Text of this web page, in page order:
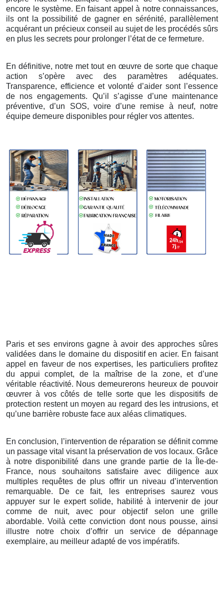
encore le système. En faisant appel à notre connaissances,
ils ont la possibilité de gagner en sérénité, parallèlement
acquérant un précieux conseil au sujet de les procédés sûrs
en plus les secrets pour prolonger l’état de ce fermeture.
En définitive, notre met tout en œuvre de sorte que chaque
action s’opère avec des paramètres adéquates.
Transparence, efficience et volonté d’aider sont l’essence
de nos engagements. Qu’il s’agisse d’une maintenance
préventive, d’un SOS, voire d’une remise à neuf, notre
équipe demeure disponibles pour régler vos attentes.
Paris et ses environs gagne à avoir des approches sûres
validées dans le domaine du dispositif en acier. En faisant
appel en faveur de nos expertises, les particuliers profitez
du appui complet, de la maîtrise de la zone, et d’une
véritable réactivité. Nous demeurerons heureux de pouvoir
œuvrer à vos côtés de telle sorte que les dispositifs de
protection restent un moyen au regard des les intrusions, et
qu’une barrière robuste face aux aléas climatiques.
En conclusion, l’intervention de réparation se définit comme
un passage vital visant la préservation de vos locaux. Grâce
à notre disponibilité dans une grande partie de la Île-de-
France, nous souhaitons satisfaire avec diligence aux
multiples requêtes de plus offrir un niveau d’intervention
remarquable. De ce fait, les entreprises saurez vous
appuyer sur le expert solide, habilité à intervenir de jour
comme de nuit, avec pour objectif selon une grille
abordable. Voilà cette conviction dont nous pousse, ainsi
illustre notre choix d’offrir un service de dépannage
exemplaire, au meilleur adapté de vos impératifs.